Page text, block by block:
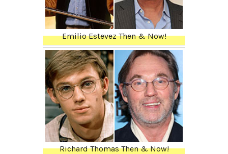
Emilio Estevez Then & Now!
Richard Thomas Then & Now!